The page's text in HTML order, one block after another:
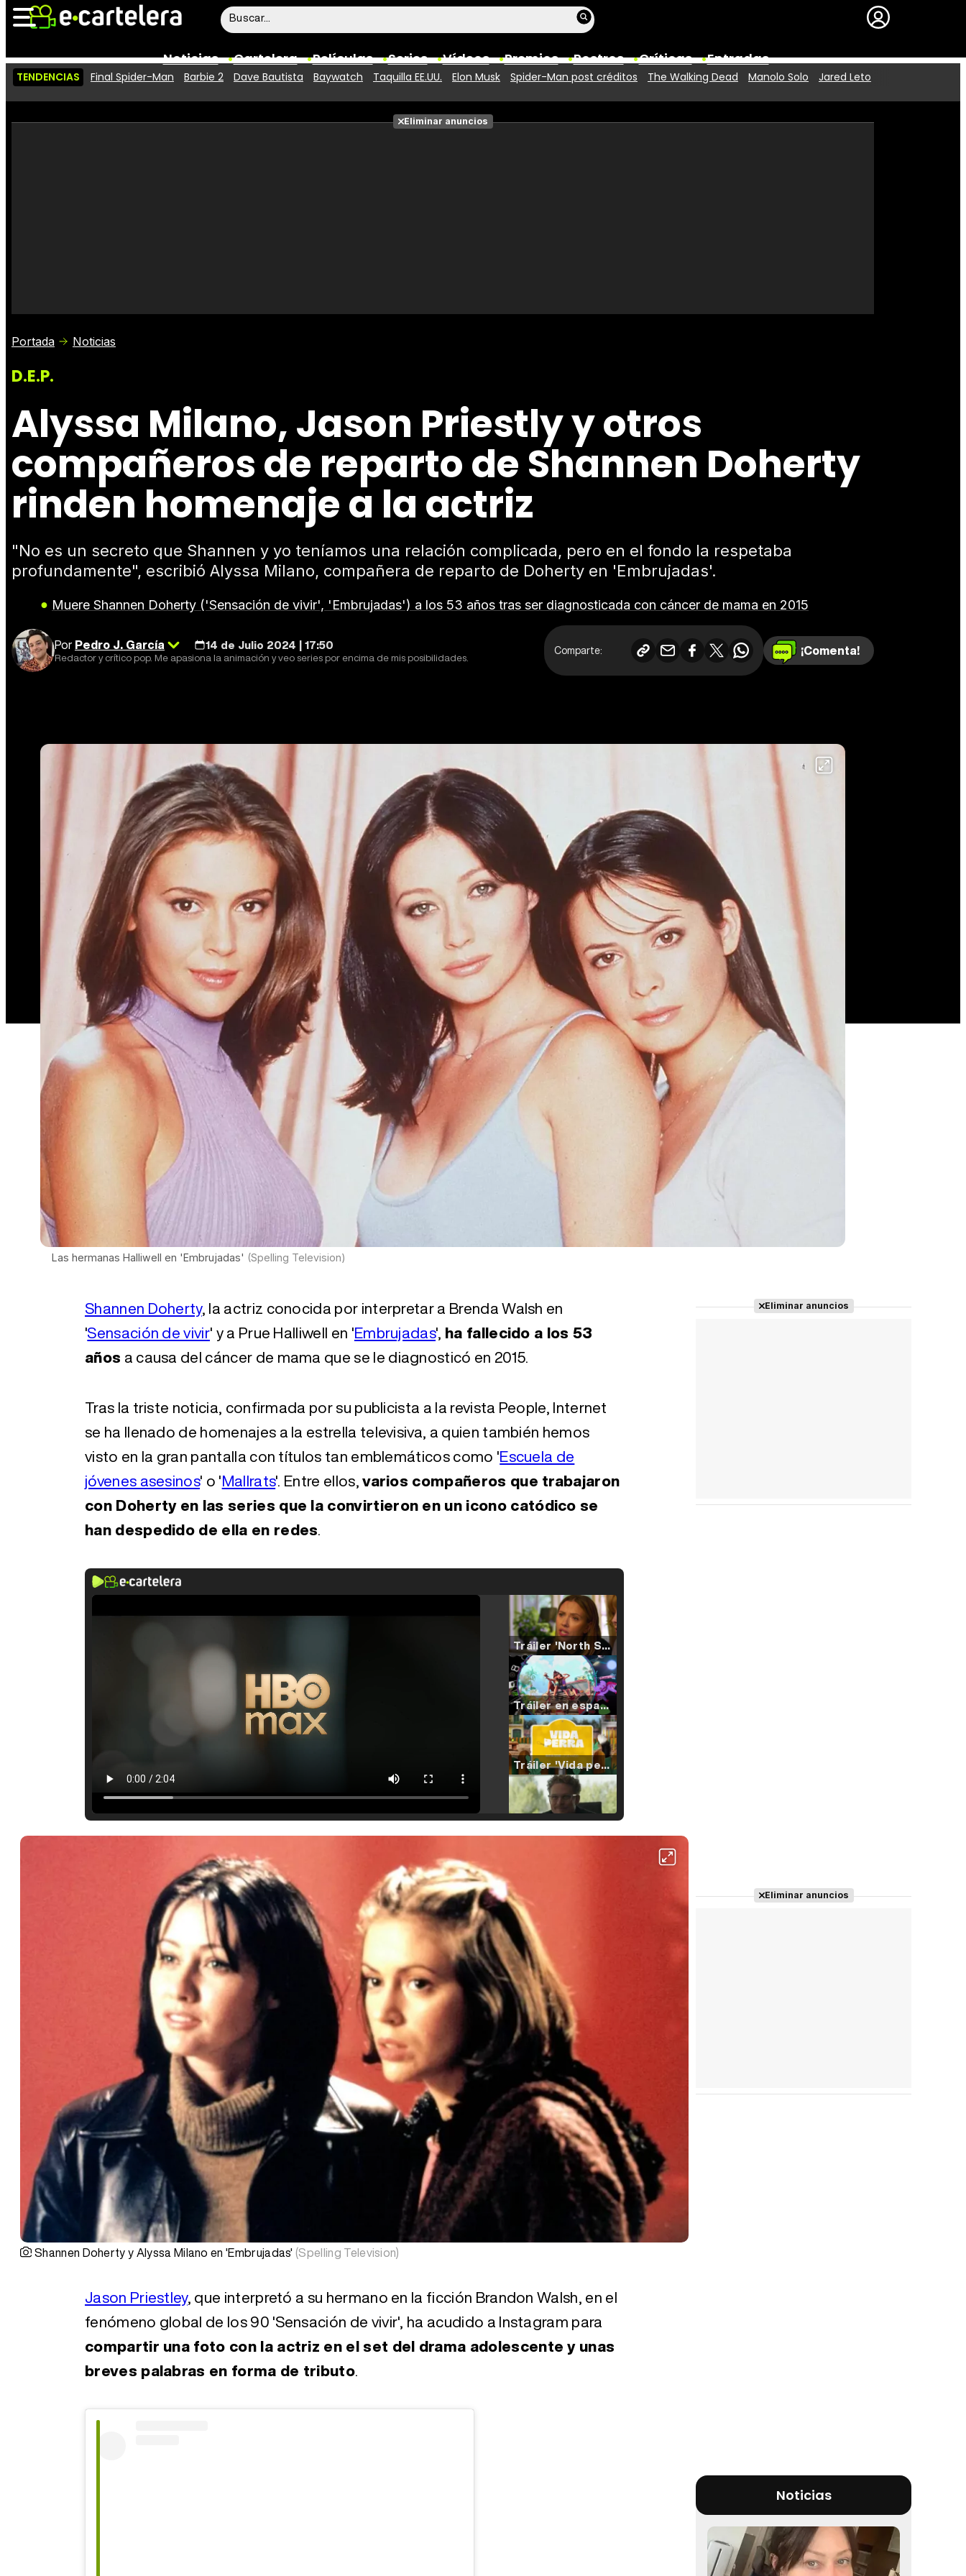
Noticias Cartelera Películas Series Vídeos Premios Rostros Críticas Entradas
Vídeos
Taquilla Fotos
Premios
TENDENCIAS Final Spider-Man Barbie 2 Dave Bautista Baywatch Taquilla EE.UU. Elon Musk Spider-Man post créditos The Walking Dead Manolo Solo Jared Leto
Eliminar anuncios
Portada Noticias
D.E.P.
Alyssa Milano, Jason Priestly y otros
compañeros de reparto de Shannen Doherty
rinden homenaje a la actriz
"No es un secreto que Shannen y yo teníamos una relación complicada, pero en el fondo la respetaba
profundamente", escribió Alyssa Milano, compañera de reparto de Doherty en 'Embrujadas'.
Muere Shannen Doherty ('Sensación de vivir', 'Embrujadas') a los 53 años tras ser diagnosticada con cáncer de mama en 2015
PorPedro J. García 14 de Julio 2024 | 17:50
Redactor y crítico pop. Me apasiona la animación y veo series por encima de mis posibilidades. Comparte: ¡Comenta!
Las hermanas Halliwell en 'Embrujadas' (Spelling Television)
Shannen Doherty, la actriz conocida por interpretar a Brenda Walsh en
'Sensación de vivir' y a Prue Halliwell en 'Embrujadas', ha fallecido a los 53
años a causa del cáncer de mama que se le diagnosticó en 2015.
Tras la triste noticia, confirmada por su publicista a la revista People, Internet
se ha llenado de homenajes a la estrella televisiva, a quien también hemos
visto en la gran pantalla con títulos tan emblemáticos como 'Escuela de
jóvenes asesinos' o 'Mallrats'. Entre ellos,varios compañeros que trabajaron
con Doherty en las series que la convirtieron en un icono catódico se
han despedido de ella en redes.
Tráiler 'North Star' (2023)
Tráiler en español de 'La isla olvidada'
Tráiler 'Vida perra' (2026)
Tráiler Oficial en VOSE 'The Audacity'
Shannen Doherty y Alyssa Milano en 'Embrujadas'(Spelling Television)
Jason Priestley, que interpretó a su hermano en la ficción Brandon Walsh, en el
fenómeno global de los 90 'Sensación de vivir', ha acudido a Instagram para
compartir una foto con la actriz en el set del drama adolescente y unas
breves palabras en forma de tributo.
Eliminar anuncios
Eliminar anuncios
Noticias